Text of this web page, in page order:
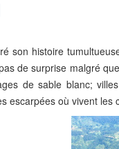
son histoire
de surprise malgré
de sable blanc;
escarpées où vivent les